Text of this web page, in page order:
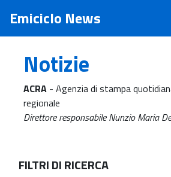
Emiciclo News
Notizie
ACRA - Agenzia di stampa
regionale
Direttore responsabile Nunzio Maria
FILTRI DI RICERCA